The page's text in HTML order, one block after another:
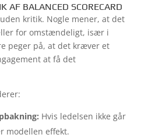
AF BALANCED SCORECARD
kritik. Nogle mener, at det
for omstændeligt, især i
peger på, at det kræver et
at få det
Hvis ledelsen ikke går
modellen effekt.